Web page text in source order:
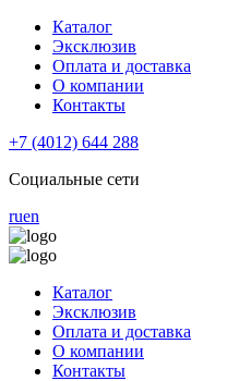
Каталог
Эксклюзив
Оплата и доставка
О компании
Контакты
+7 (4012) 644 288
Социальные сети
ruen
Каталог
Эксклюзив
Оплата и доставка
О компании
Контакты